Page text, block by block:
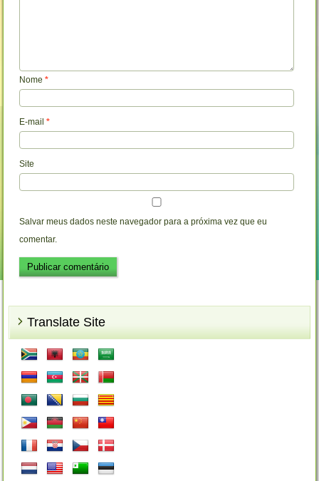
Nome*
E-mail*
Site
Salvar meus dados neste navegador para a próxima vez que eu
comentar.
Translate Site